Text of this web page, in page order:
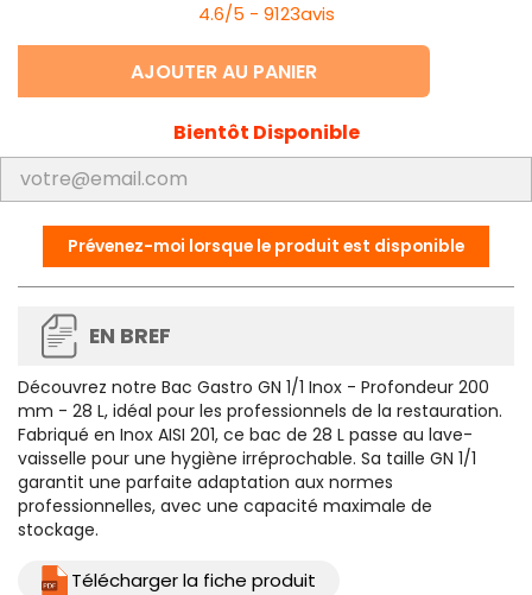
4.6/5 - 9123avis
AJOUTER AU PANIER
Bientôt Disponible
Prévenez-moi lorsque le produit est disponible
EN BREF
Découvrez notre Bac Gastro GN 1/1 Inox - Profondeur 200
mm - 28 L, idéal pour les professionnels de la restauration.
Fabriqué en Inox AISI 201, ce bac de 28 L passe au lave-
vaisselle pour une hygiène irréprochable. Sa taille GN 1/1
garantit une parfaite adaptation aux normes
professionnelles, avec une capacité maximale de
stockage.
Télécharger la fiche produit